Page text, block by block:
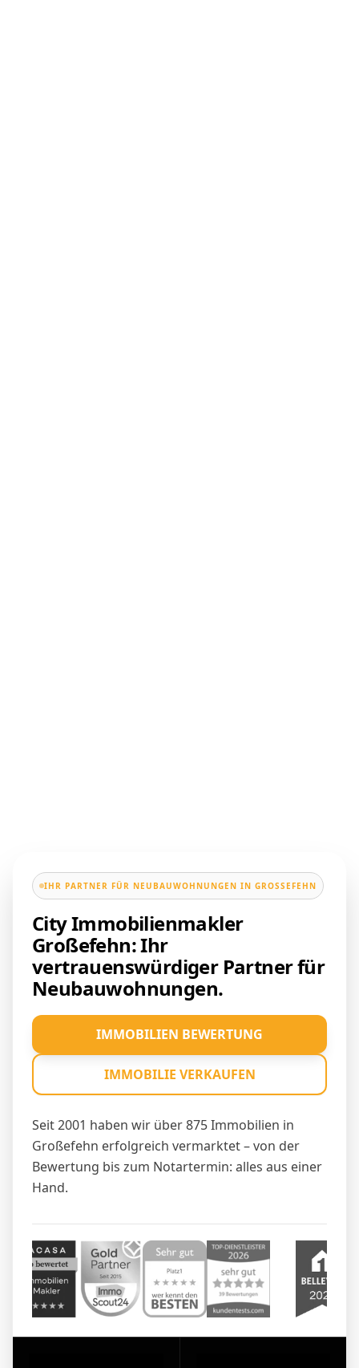
IHR PARTNER FÜR NEUBAUWOHNUNGEN IN GROSSEFEHN
City Immobilienmakler
Großefehn: Ihr
vertrauenswürdiger Partner für
Neubauwohnungen.
Seit 2001 haben wir über 875 Immobilien in
Großefehn erfolgreich vermarktet – von der
Bewertung bis zum Notartermin: alles aus einer
Hand.
IMMOBILIEN BEWERTUNG
IMMOBILIE VERKAUFEN